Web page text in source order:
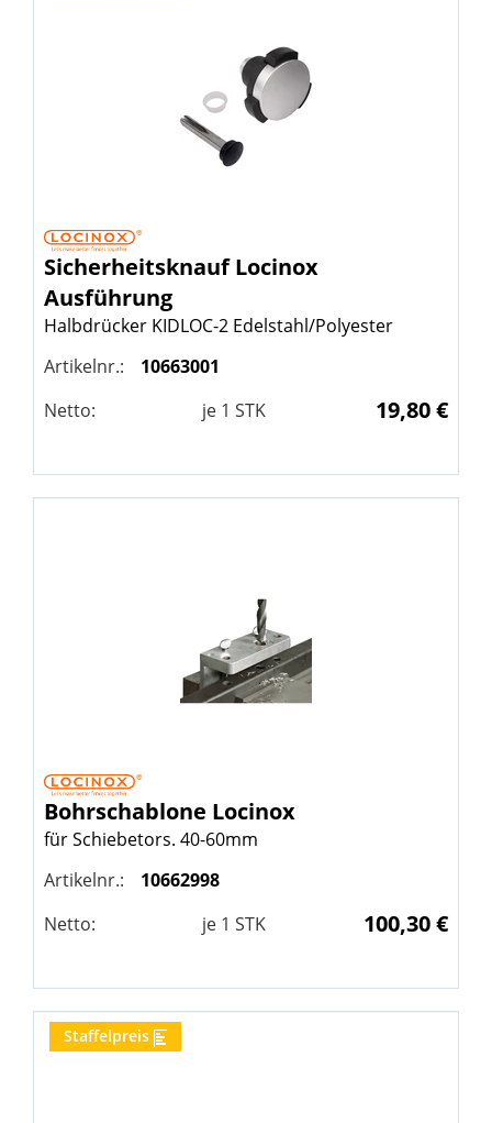
SicherheitsknaufLocinox
Ausführung
Halbdrücker KIDLOC-2 Edelstahl/Polyester
Artikelnr.:
10663001
Netto:
je 1 STK 19,80 €
Bohrschablone Locinox
für Schiebetors. 40-60mm
Artikelnr.:
10662998
Netto:
je 1 STK 100,30 €
Staffelpreis